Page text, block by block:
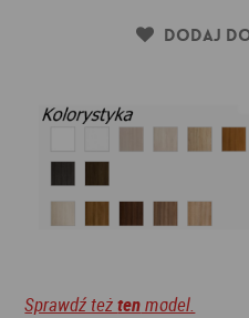
Dodaj
Sprawdź teżtenmodel.